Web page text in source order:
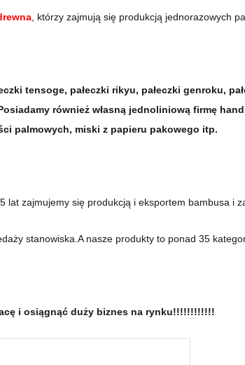
, którzy zajmują się produkcją jednorazowych
tensoge, pałeczki rikyu, pałeczki genroku,
również własną jednoliniową firmę
palmowych, miski z papieru pakowego itp.
zajmujemy się produkcją i eksportem bambusa i
stanowiska.A nasze produkty to ponad 35
i osiągnąć duży biznes na rynku!!!!!!!!!!!!